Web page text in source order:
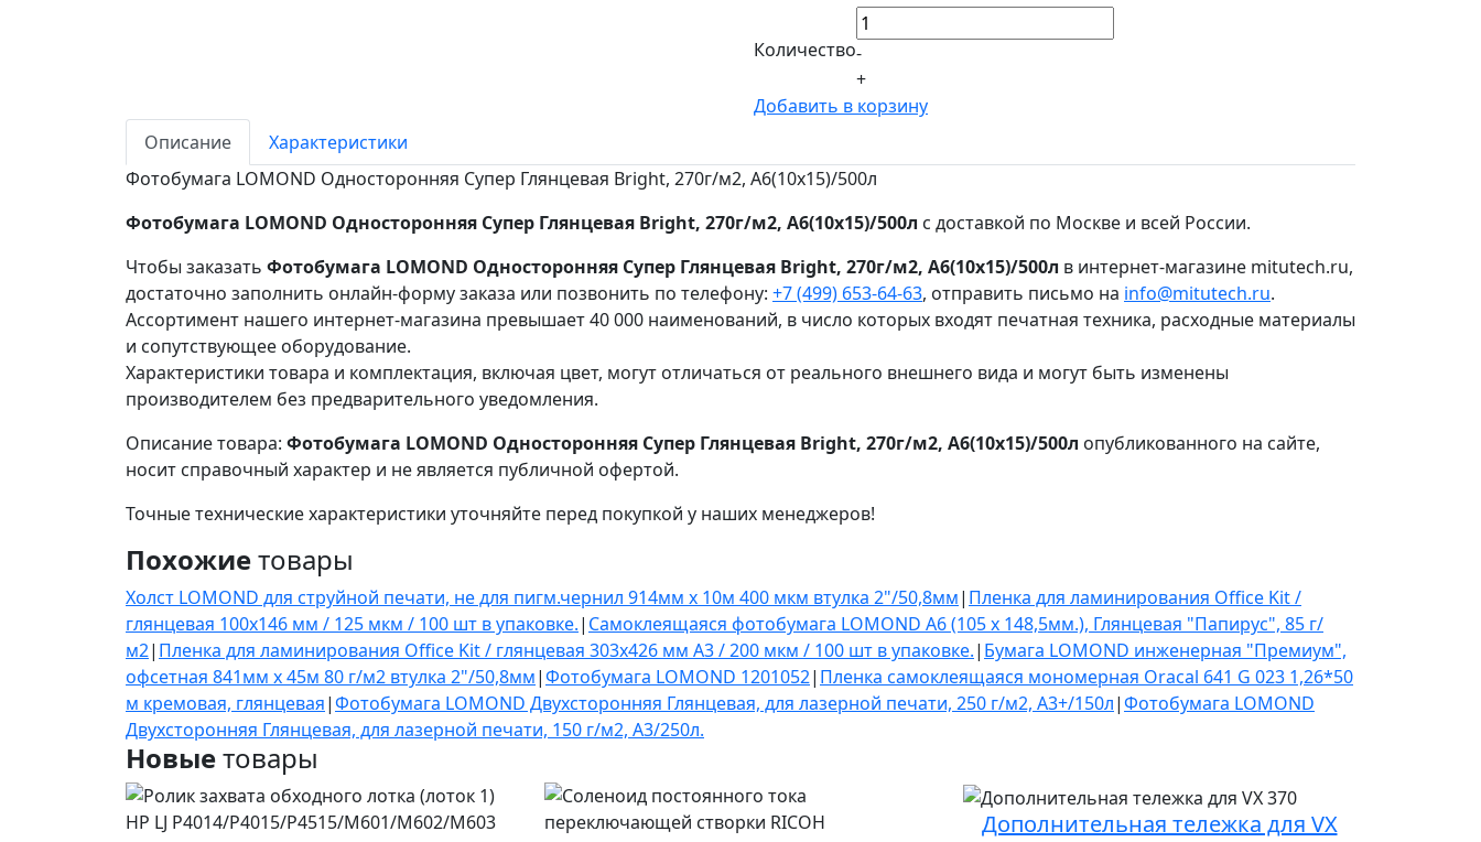
Количество-
+
Добавить в корзину
Описание
Характеристики
Фотобумага LOMOND Односторонняя Супер Глянцевая Bright, 270г/м2, A6(10x15)/500л
Фотобумага LOMOND Односторонняя Супер Глянцевая Bright, 270г/м2, A6(10x15)/500л с доставкой по Москве и всей России.
Чтобы заказать Фотобумага LOMOND Односторонняя Супер Глянцевая Bright, 270г/м2, A6(10x15)/500л в интернет-магазине mitutech.ru,
достаточно заполнить онлайн-форму заказа или позвонить по телефону: +7 (499) 653-64-63, отправить письмо на info@mitutech.ru.
Ассортимент нашего интернет-магазина превышает 40 000 наименований, в число которых входят печатная техника, расходные материалы
и сопутствующее оборудование.
Характеристики товара и комплектация, включая цвет, могут отличаться от реального внешнего вида и могут быть изменены
производителем без предварительного уведомления.
Описание товара: Фотобумага LOMOND Односторонняя Супер Глянцевая Bright, 270г/м2, A6(10x15)/500л опубликованного на сайте,
носит справочный характер и не является публичной офертой.
Точные технические характеристики уточняйте перед покупкой у наших менеджеров!
Похожиетовары
Холст LOMOND для струйной печати, не для пигм.чернил 914мм х 10м 400 мкм втулка 2"/50,8мм| Пленка для ламинирования Office Kit /
глянцевая 100х146 мм / 125 мкм / 100 шт в упаковке.| Самоклеящаяся фотобумага LOMOND A6 (105 х 148,5мм.), Глянцевая "Папирус", 85 г/
м2| Пленка для ламинирования Office Kit / глянцевая 303х426 мм A3 / 200 мкм / 100 шт в упаковке.| Бумага LOMOND инженерная "Премиум",
офсетная 841мм х 45м 80 г/м2 втулка 2"/50,8мм|Фотобумага LOMOND 1201052| Пленка самоклеящаяся мономерная Oracal 641 G 023 1,26*50
м кремовая, глянцевая|Фотобумага LOMOND Двухсторонняя Глянцевая, для лазерной печати, 250 г/м2, A3+/150л|Фотобумага LOMOND
Двухсторонняя Глянцевая, для лазерной печати, 150 г/м2, A3/250л.
Новыетовары
Дополнительная тележка для VX